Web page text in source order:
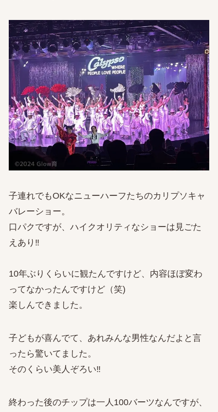
子連れでもOKなニューハーフたちのカリプソキャ
バレーショー。
口パクですが、ハイクオリティなショーは見ごた
えあり‼
10年ぶりくらいに観たんですけど、内容ほぼ変わ
ってなかったんですけど（笑)
楽しんできました。
子どもが喜んでて、あれみんな男性なんだよと言
ったら驚いてました。
そのくらい美人ぞろい‼
終わった後のチップは一人100バーツなんですが、